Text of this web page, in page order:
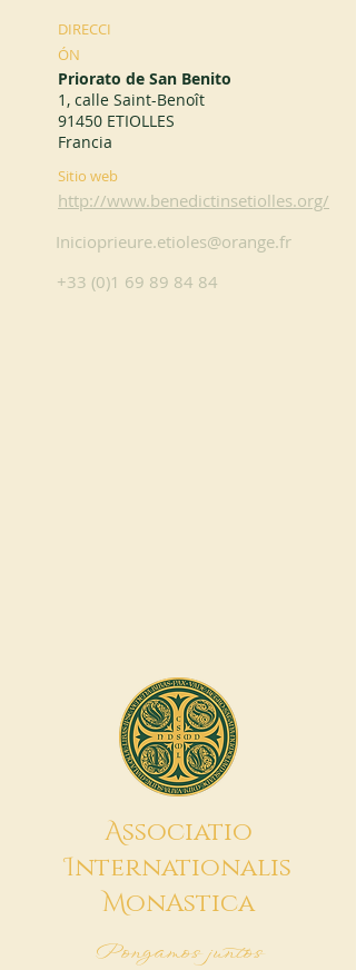
DIRECCI
ÓN
Priorato de San Benito
1, calle Saint-Benoît
91450 ETIOLLES
Francia
Sitio web
http://www.benedictinsetiolles.org/
Inicioprieure.etioles@orange.fr
+33 (0)1 69 89 84 84
Associatio
Internationalis
MonAstica
Pongamos juntos